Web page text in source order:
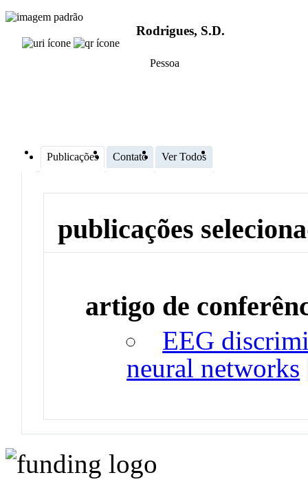
Rodrigues, S.D.
Pessoa
Publicações Contato Ver Todos
publicações
artigo de
EEG
neural networks